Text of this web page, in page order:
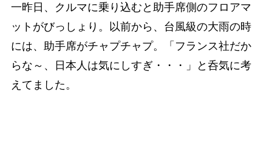
一昨日、クルマに乗り込むと助手席側のフロアマ
ットがびっしょり。以前から、台風級の大雨の時
には、助手席がチャプチャプ。「フランス社だか
らな～、日本人は気にしすぎ・・・」と呑気に考
えてました。